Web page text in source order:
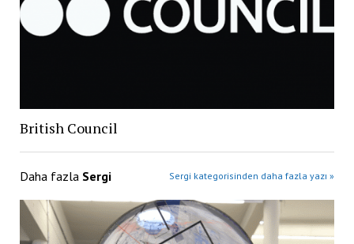
British Council
Daha fazla Sergi Sergi kategorisinden daha fazla yazı »